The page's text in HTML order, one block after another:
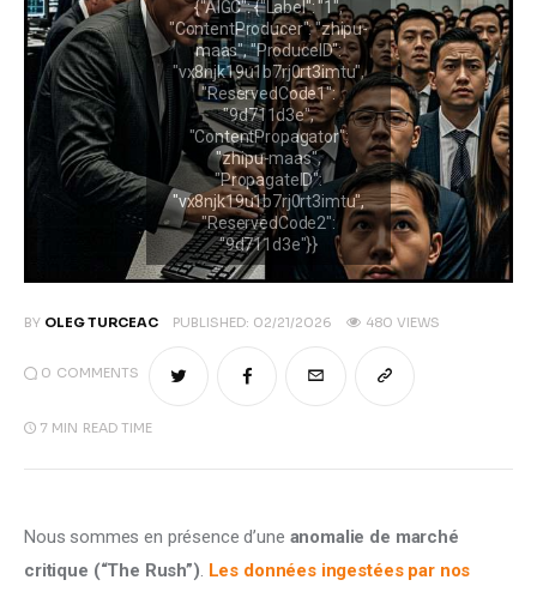
Climate
Markets
Tech
Reports
Shop
BY OLEG TURCEAC PUBLISHED: 02/21/2026 480 VIEWS
0 COMMENTS
7 MIN READ TIME
Nous sommes en présence d’une anomalie de marché
critique (“The Rush”). Les données ingestées par nos